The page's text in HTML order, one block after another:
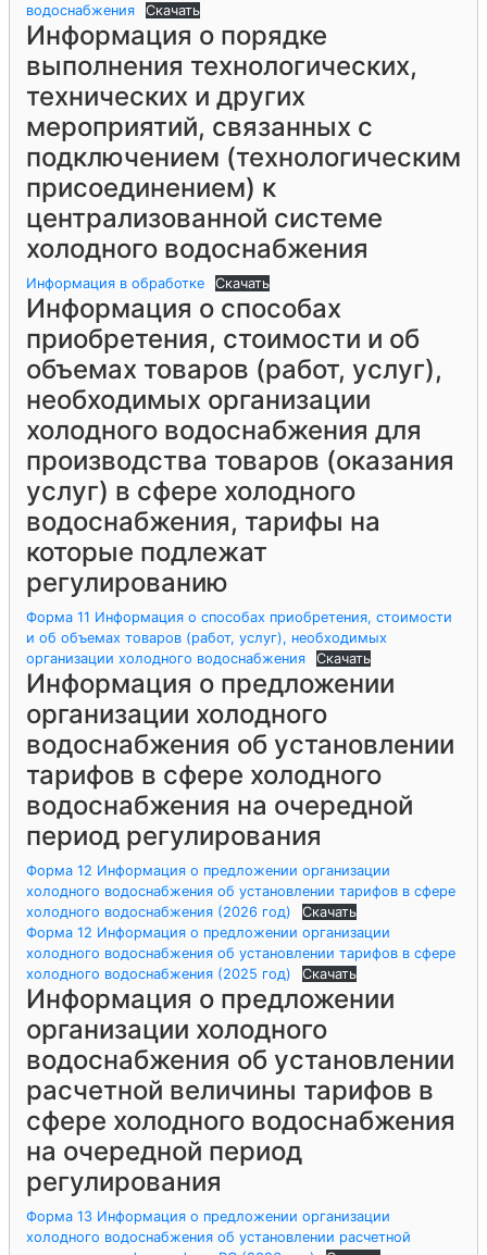
водоснабжения
Скачать
Информация о порядке
выполнения технологических,
технических и других
мероприятий, связанных с
подключением (технологическим
присоединением) к
централизованной системе
холодного водоснабжения
Информация в обработке Скачать
Информация о способах
приобретения, стоимости и об
объемах товаров (работ, услуг),
необходимых организации
холодного водоснабжения для
производства товаров (оказания
услуг) в сфере холодного
водоснабжения, тарифы на
которые подлежат
регулированию
Форма 11 Информация о способах приобретения, стоимости
и об объемах товаров (работ, услуг), необходимых
организации холодного водоснабжения
Скачать
Информация о предложении
организации холодного
водоснабжения об установлении
тарифов в сфере холодного
водоснабжения на очередной
период регулирования
Форма 12 Информация о предложении организации
холодного водоснабжения об установлении тарифов в сфере
холодного водоснабжения (2026 год)
Скачать
Форма 12 Информация о предложении организации
холодного водоснабжения об установлении тарифов в сфере
холодного водоснабжения (2025 год)
Скачать
Информация о предложении
организации холодного
водоснабжения об установлении
расчетной величины тарифов в
сфере холодного водоснабжения
на очередной период
регулирования
Форма 13 Информация о предложении организации
холодного водоснабжения об установлении расчетной